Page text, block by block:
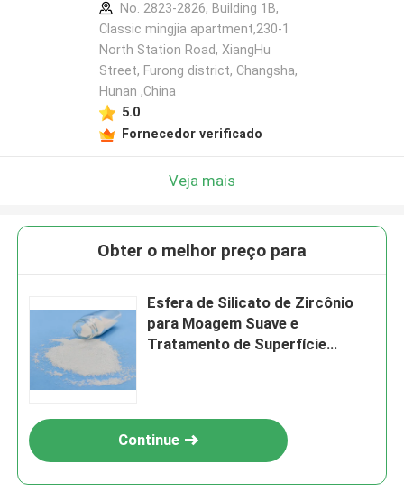
No. 2823-2826, Building 1B,
Classic mingjia apartment,230-1
North Station Road, XiangHu
Street, Furong district, Changsha,
Hunan ,China
5.0
Fornecedor verificado
Veja mais
Obter o melhor preço para
Esfera de Silicato de Zircônio
para Moagem Suave e
Tratamento de Superfície
Continue